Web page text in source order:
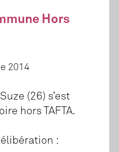
Hors
2014
(26) s’est
hors TAFTA.
: